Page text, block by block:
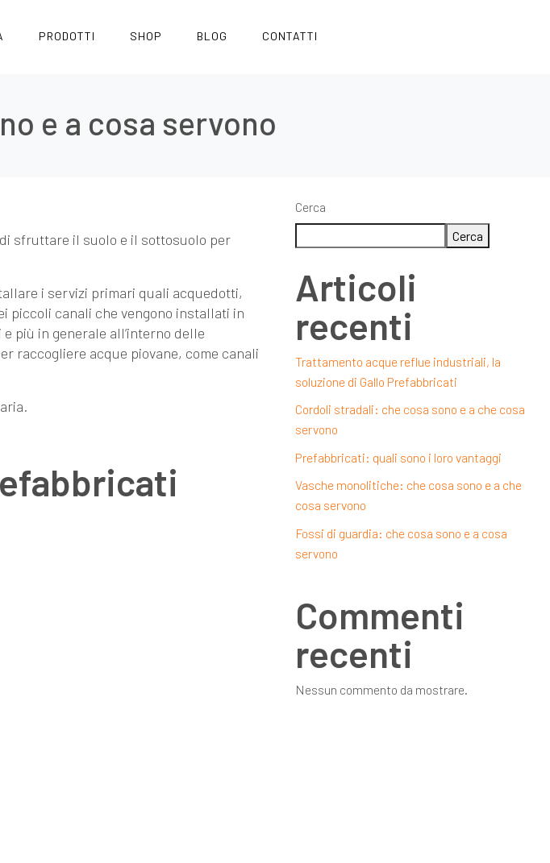
PRODOTTI SHOP BLOG CONTATTI
e a cosa servono
sfruttare il suolo e il sottosuolo per
i servizi primari quali acquedotti,
piccoli canali che vengono installati in
più in generale all’interno delle
raccogliere acque piovane, come canali
Cerca
Cerca
Articoli
recenti
Trattamento acque reflue industriali, la
soluzione di Gallo Prefabbricati
Cordoli stradali: che cosa sono e a che cosa
servono
Prefabbricati: quali sono i loro vantaggi
Vasche monolitiche: che cosa sono e a che
cosa servono
Fossi di guardia: che cosa sono e a cosa
servono
Commenti
recenti
Nessun commento da mostrare.